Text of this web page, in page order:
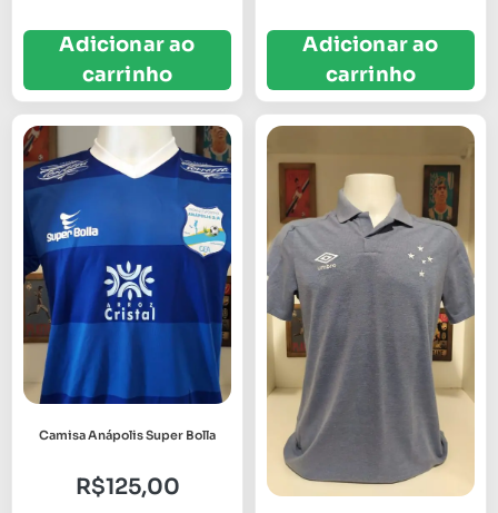
Adicionar ao
carrinho
Adicionar ao
carrinho
Camisa Anápolis Super Bolla
R$125,00